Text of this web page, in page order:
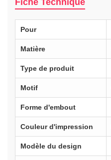
Pour
Matière
Type de produit
Motif
Forme d'embout
Couleur d'impression
Modèle du design